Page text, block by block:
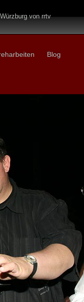
von rrtv
Blog